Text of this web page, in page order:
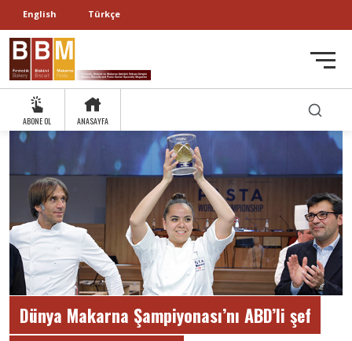
English Türkçe
ABONE OL ANASAYFA
Dünya Makarna Şampiyonası’nı ABD’li şef